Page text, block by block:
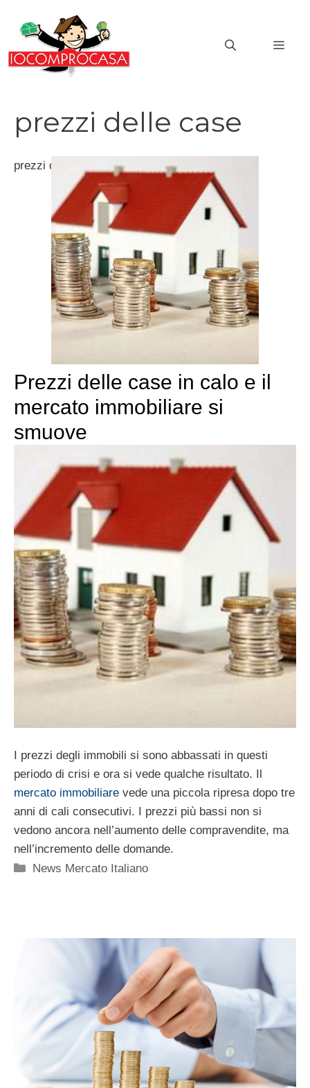
contenuto
prezzi delle case
prezzi delle case
Prezzi delle case in calo e il
mercato immobiliare si
smuove
I prezzi degli immobili si sono abbassati in questi
periodo di crisi e ora si vede qualche risultato. Il
mercato immobiliare vede una piccola ripresa dopo tre
anni di cali consecutivi. I prezzi più bassi non si
vedono ancora nell’aumento delle compravendite, ma
nell’incremento delle domande.
Categorie
News Mercato Italiano